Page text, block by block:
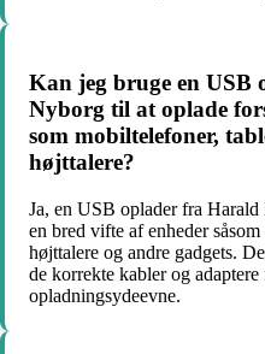
Kan jeg bruge en USB
Nyborg til at oplade
som mobiltelefoner,
højttalere?
Ja, en USB oplader fra
en bred vifte af enheder
højttalere og andre gadgets.
de korrekte kabler og
opladningsydeevne.